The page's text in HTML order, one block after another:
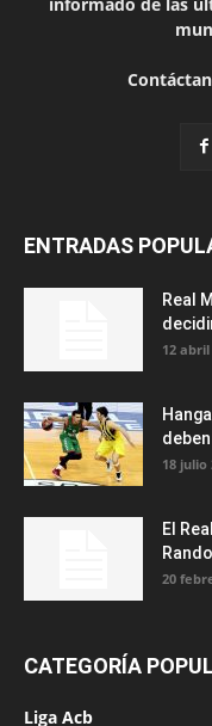
ENTRADAS
Real
12 abril
18 julio
El
20
CATEGORÍA
Liga Acb